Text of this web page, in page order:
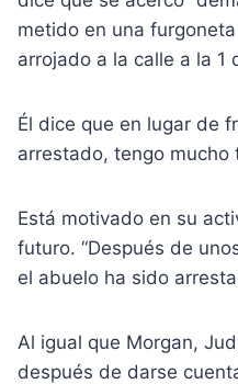
metido en una
arrojado a la calle a la 1
Él dice que en lugar de
arrestado, tengo mucho
Está motivado en su
futuro. “Después de
el abuelo ha sido
Al igual que Morgan,
después de darse